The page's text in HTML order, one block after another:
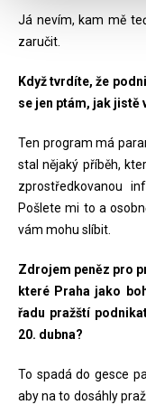
Já nevím, kam mě
zaručit.
Když tvrdíte, že
se jen ptám, jak jistě
Ten program má
stal nějaký příběh,
zprostředkovanou
Pošlete mi to a
vám mohu slíbit.
Zdrojem peněz pro
které Praha jako
řadu pražští
20. dubna?
To spadá do gesce
aby na to dosáhly